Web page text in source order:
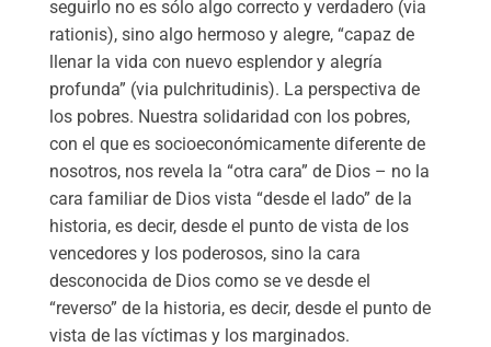
seguirlo no es sólo algo correcto y verdadero (via
rationis), sino algo hermoso y alegre, “capaz de
llenar la vida con nuevo esplendor y alegría
profunda” (via pulchritudinis). La perspectiva de
los pobres. Nuestra solidaridad con los pobres,
con el que es socioeconómicamente diferente de
nosotros, nos revela la “otra cara” de Dios – no la
cara familiar de Dios vista “desde el lado” de la
historia, es decir, desde el punto de vista de los
vencedores y los poderosos, sino la cara
desconocida de Dios como se ve desde el
“reverso” de la historia, es decir, desde el punto de
vista de las víctimas y los marginados.